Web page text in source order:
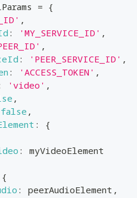
= {
,
: 'MY_SERVICE_ID' ,
,
: 'PEER_SERVICE_ID' ,
: 'ACCESS_TOKEN' ,
'video' ,
,
false ,
:
{
:
myVideoElement
{
: peerAudioElement ,